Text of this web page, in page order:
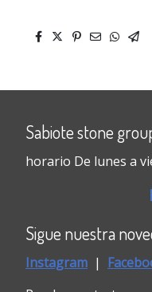
Sabiote stone
horario De lunes a
Sigue nuestra
Instagram |